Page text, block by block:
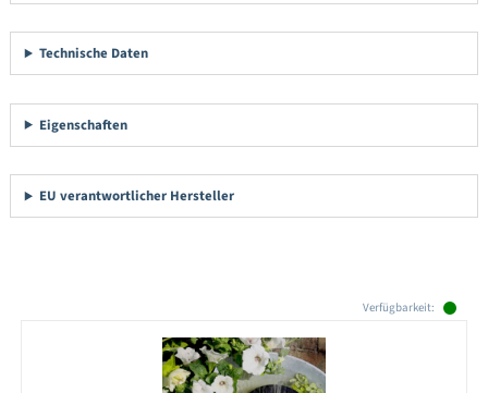
Technische Daten
Eigenschaften
EU verantwortlicher Hersteller
Verfügbarkeit: